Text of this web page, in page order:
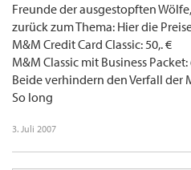
Freunde der ausgestopften Wölfe,
zurück zum Thema: Hier die
M&M Credit Card Classic: 50,. €
M&M Classic mit Business
Beide verhindern den Verfall der
So long
3. Juli 2007